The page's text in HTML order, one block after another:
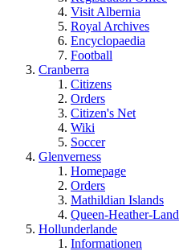
Visit Albernia
Royal Archives
Encyclopaedia
Football
Cranberra
Citizens
Orders
Citizen's Net
Wiki
Soccer
Glenverness
Homepage
Orders
Mathildian Islands
Queen-Heather-Land
Hollunderlande
Informationen